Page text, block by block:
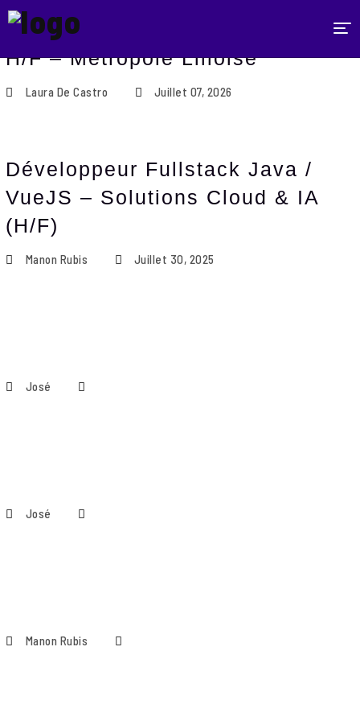
ACTUALITÉS
NOUS REJOINDRE
CONTACT
Développeur Java Expérimenté
H/F – Métropole Lilloise
Laura De Castro Juillet 07, 2026
Développeur Fullstack Java /
VueJS – Solutions Cloud & IA
(H/F)
Manon Rubis Juillet 30, 2025
José
José
Manon Rubis